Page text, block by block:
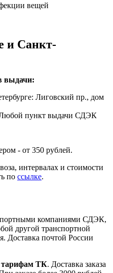
вещей
и Санкт-
выдачи:
Лиговский пр., дом
пункт выдачи СДЭК
- от 350 рублей.
интервалах и стоимости
по ссылке.
компаниями СДЭК,
другой транспортной
Доставка почтой России
тарифам ТК. Доставка заказа